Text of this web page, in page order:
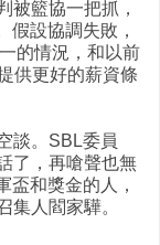
被籃協一把抓，
假設協調失敗，
的情況，和以前
供更好的薪資條
談。SBL委員
了，再嗆聲也無
盃和獎金的人，
集人閻家驊。